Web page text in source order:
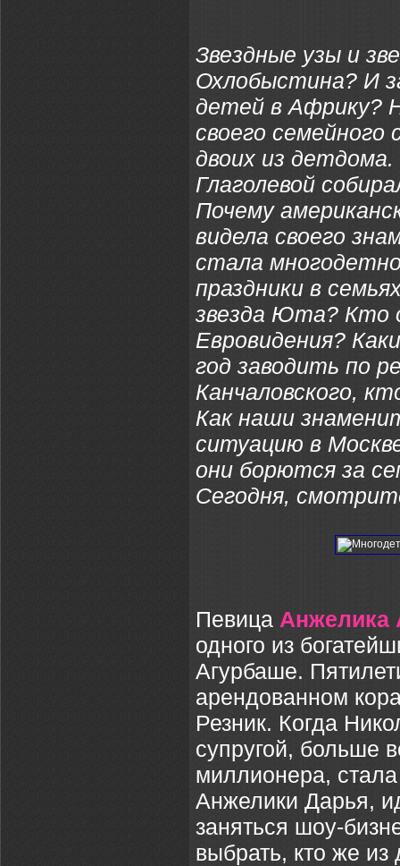
Звездные узы и
Охлобыстина? И
детей в Африку?
своего семейного
двоих из
Глаголевой
Почему
видела своего
стала
праздники в
звезда Юта? Кто
Евровидения?
год заводить по
Канчаловского,
Как наши
ситуацию в
они борются за
Сегодня,
Певица Анжелика
одного из
Агурбаше.
арендованном
Резник. Когда
супругой, больше
миллионера,
Анжелики Дарья,
заняться шоу-
выбрать, кто же